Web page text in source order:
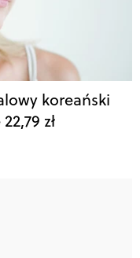
koreański
zł